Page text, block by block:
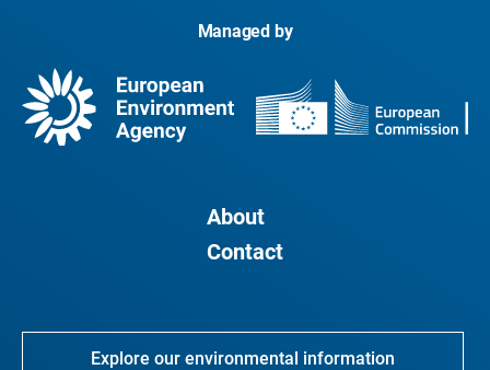
Managed by
About
Contact
Explore our environmental information